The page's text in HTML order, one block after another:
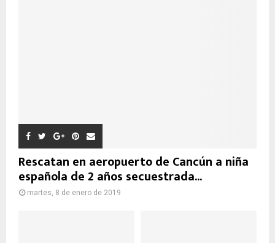
Rescatan en aeropuerto de Cancún a niña
española de 2 años secuestrada...
martes, 8 de enero de 2019